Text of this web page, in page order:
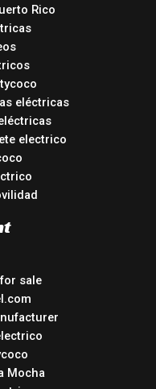
Rico
eléctricas
electrico
sale
Mocha